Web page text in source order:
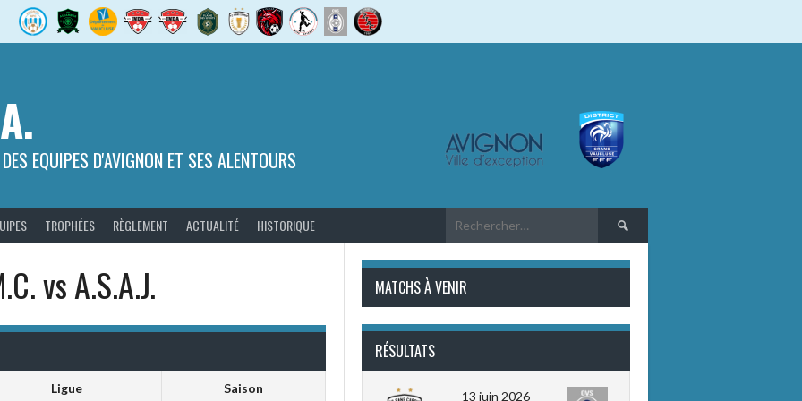
EQUIPES D'AVIGNON ET SES ALENTOURS
TROPHÉES RÈGLEMENT ACTUALITÉ HISTORIQUE Rechercher :
vs A.S.A.J.
Ligue Saison
MATCHS À VENIR
RÉSULTATS
13 juin 2026